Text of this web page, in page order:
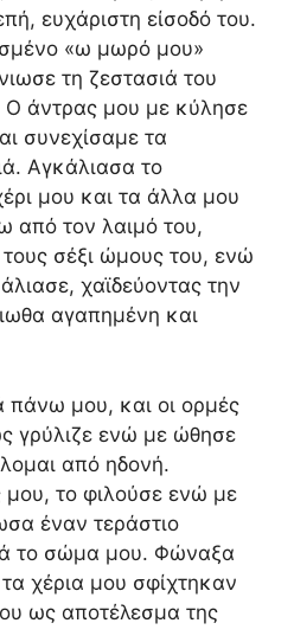
ευχάριστη είσοδό του.
«ω μωρό μου»
τη ζεστασιά του
άντρας μου με κύλησε
συνεχίσαμε τα
Αγκάλιασα το
μου και τα άλλα μου
από τον λαιμό του,
σέξι ώμους του, ενώ
χαϊδεύοντας την
αγαπημένη και
πάνω μου, και οι ορμές
γρύλιζε ενώ με ώθησε
από ηδονή.
το φιλούσε ενώ με
έναν τεράστιο
το σώμα μου. Φώναξα
χέρια μου σφίχτηκαν
ως αποτέλεσμα της